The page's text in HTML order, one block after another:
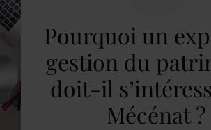
Pourquoi un
gestion du
doit-il
Mécénat ?